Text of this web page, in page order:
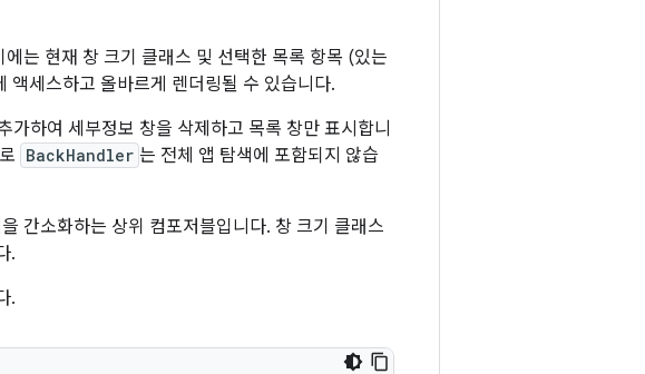
에는 현재 창 크기 클래스 및 선택한 목록 항목 (있는
액세스하고 올바르게 렌더링될 수 있습니다.
가하여 세부정보 창을 삭제하고 목록 창만 표시합니
BackHandler 는 전체 앱 탐색에 포함되지 않습
간소화하는 상위 컴포저블입니다. 창 크기 클래스
.
.